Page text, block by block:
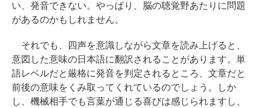
い、発音できない。やっぱり、脳の聴覚野あたりに問題
があるのかもしれません。
それでも、四声を意識しながら文章を読み上げると、
意図した意味の日本語に翻訳されることがあります。単
語レベルだと厳格に発音を判定されるところ、文章だと
前後の意味をくみ取ってくれているのでしょう。しか
し、機械相手でも言葉が通じる喜びは感じられますし、